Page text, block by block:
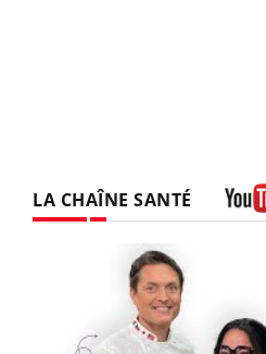
LA CHAÎNE SANTÉ